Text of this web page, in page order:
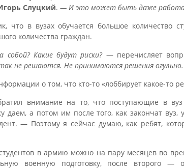
Слуцкий. — И это может быть даже работа
что в вузах обучается большое количество
количества граждан.
Какие будут риски?— перечисляет
не решаются. Не принимаются решения огульно.
о том, что кто-то «лоббирует какое-то
внимание на то, что поступающие в
а потом им после того, как закончат вуз,
— Поэтому я сейчас думаю, как ребят,
в армию можно на пару месяцев во
военную подготовку, после второго —